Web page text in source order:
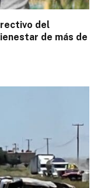
del
de más de